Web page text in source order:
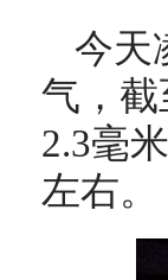
今天
气，
2.3毫
左右。